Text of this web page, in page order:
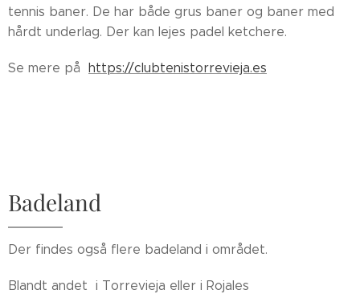
tennis baner. De har både grus baner og baner med
hårdt underlag. Der kan lejes padel ketchere.
Se mere på https://clubtenistorrevieja.es
Badeland
Der findes også flere badeland i området.
Blandt andet i Torrevieja eller i Rojales